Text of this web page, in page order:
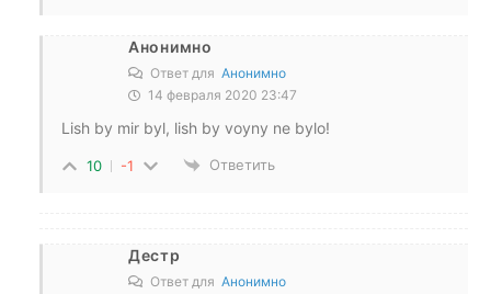
Анонимно
Ответ для Анонимно
14 февраля 2020 23:47
Lish by mir byl, lish by voyny ne bylo!
10 -1 Ответить
Дестр
Ответ для Анонимно